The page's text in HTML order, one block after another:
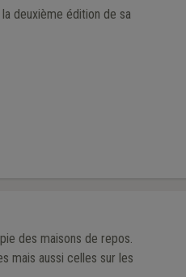
deuxième édition de sa
des maisons de repos.
mais aussi celles sur les